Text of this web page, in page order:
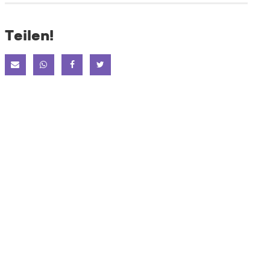
Teilen!